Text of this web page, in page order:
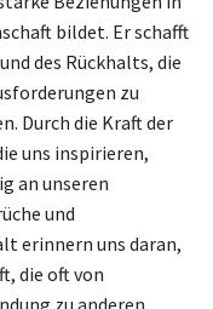
bildet. Er schafft
des Rückhalts, die
zu
Durch die Kraft der
uns inspirieren,
an unseren
und
erinnern uns daran,
die oft von
zu anderen